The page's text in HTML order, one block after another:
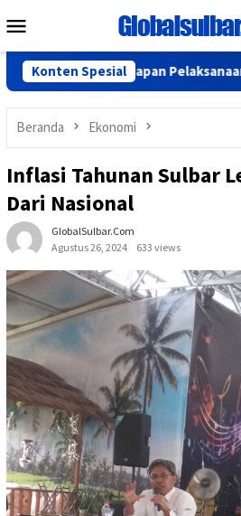
ke
Mobile
Konten Spesial
Persiapan Pelaksanaan Sandeq
Beranda Ekonomi
Inflasi Tahunan Sulbar
Dari Nasional
GlobalSulbar.com
Agustus 26, 2024
633 views